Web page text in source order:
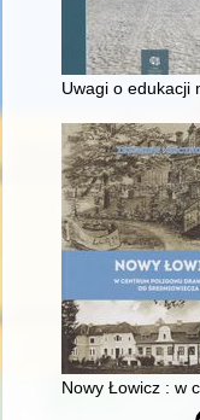
Uwagi o edukacji
Nowy Łowicz : w